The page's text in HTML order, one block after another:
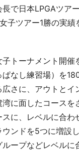
で日本LPGAツア
子ツアー1勝の実績
トーナメント開催
ぱなし練習場）を
さに、アウトとイ
に面したコースを
に、レベルに合わ
ンドを5つに増設
ループなどレベルに